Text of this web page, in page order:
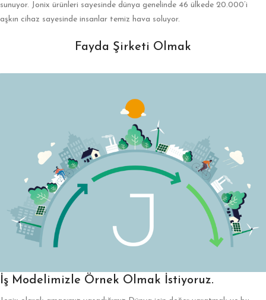
sunuyor. Jonix ürünleri sayesinde dünya genelinde 46 ülkede 20.000’i
aşkın cihaz sayesinde insanlar temiz hava soluyor.
Fayda Şirketi Olmak
İş Modelimizle Örnek Olmak İstiyoruz.